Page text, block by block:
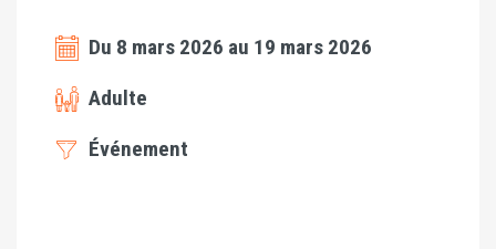
Du 8 mars 2026 au 19 mars 2026
Adulte
Événement